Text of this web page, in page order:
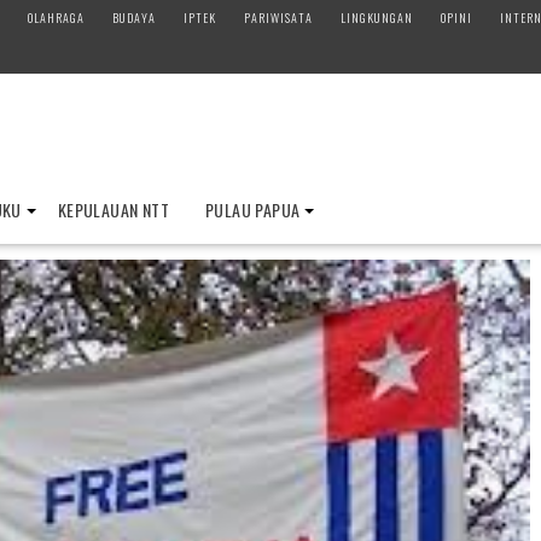
OLAHRAGA BUDAYA IPTEK PARIWISATA LINGKUNGAN OPINI
KEPULAUAN NTT PULAU PAPUA